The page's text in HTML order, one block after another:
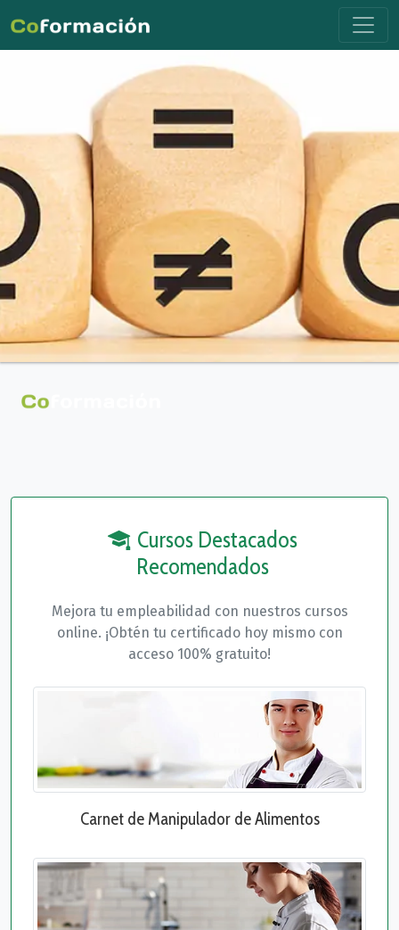
Cursos Destacados
Recomendados
Mejora tu empleabilidad con nuestros cursos
online. ¡Obtén tu certificado hoy mismo con
acceso 100% gratuito!
Carnet de Manipulador de Alimentos